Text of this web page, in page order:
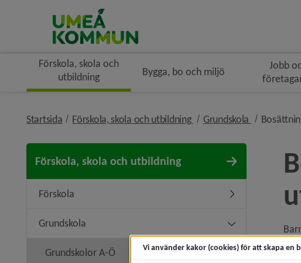
Förskola, skola och
utbildning
Bygga, bo och miljö
Jobb
Startsida Förskola, skola och utbildning nivå i
Grundskola nivå i
Förskola, skola och utbildning
Förskola Undermeny för
Grundskola Undermeny för
Grundskolor A-Ö Vi använder kakor (cookies) för att skapa en